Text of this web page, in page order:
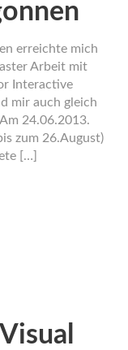
erreichte mich
Arbeit mit
Interactive
mir auch gleich
24.06.2013.
zum 26.August)
[…]